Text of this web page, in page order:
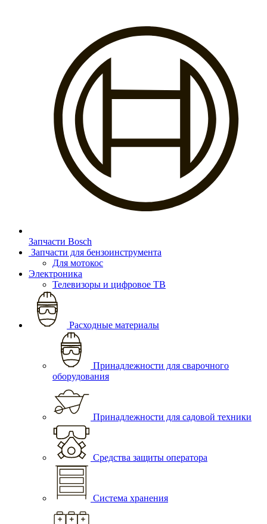
Запчасти Bosch
Запчасти для бензоинструмента
Для мотокос
Электроника
Телевизоры и цифровое ТВ
Расходные материалы
Принадлежности для сварочного
оборудования
Принадлежности для садовой техники
Средства защиты оператора
Система хранения